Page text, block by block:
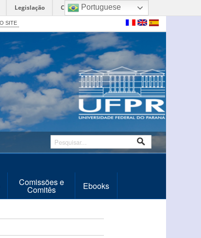
Legislação Canais
SITE
Comissões e
Comitês Ebooks
Portuguese